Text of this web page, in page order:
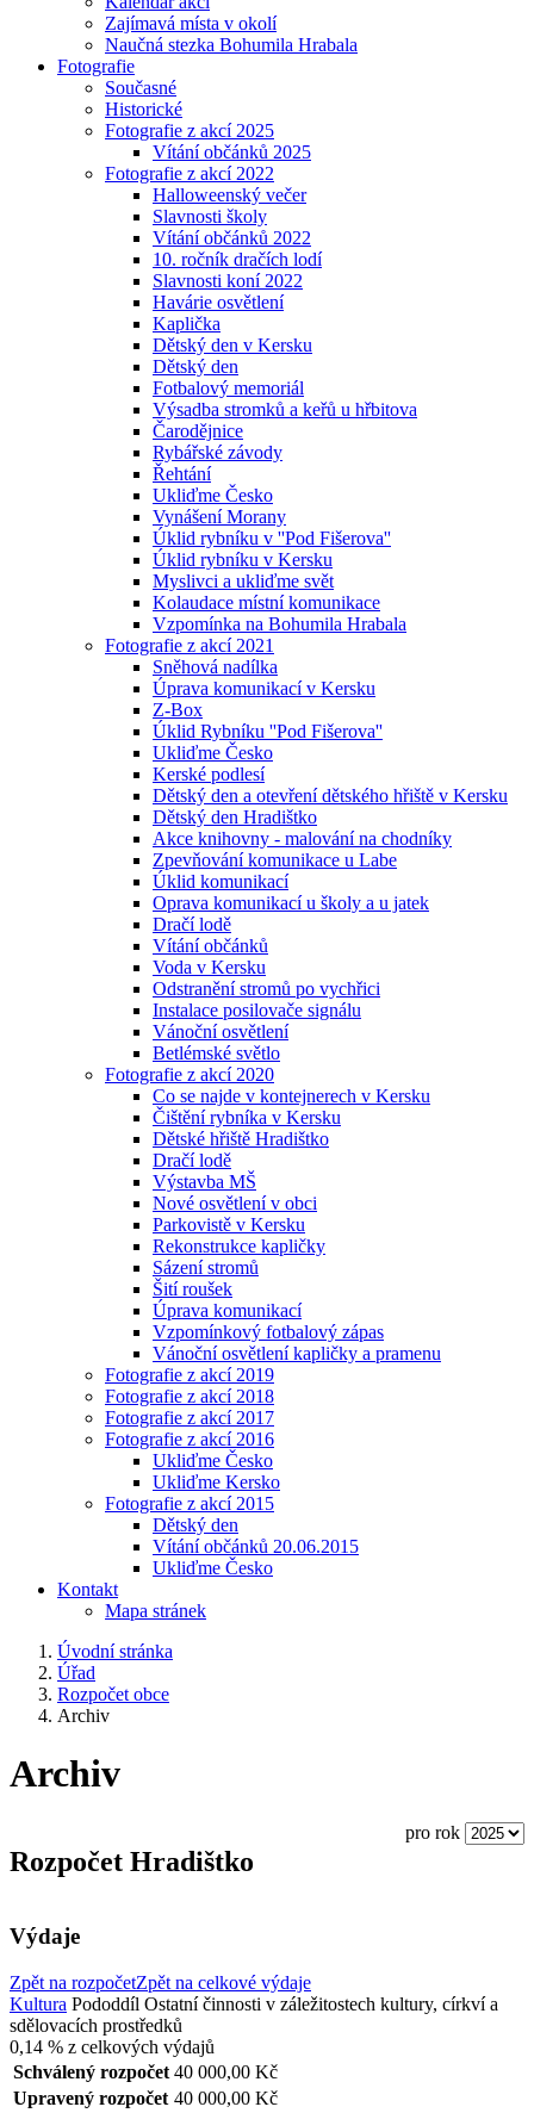
Zajímavá místa v okolí
Naučná stezka Bohumila Hrabala
Fotografie
Současné
Historické
Fotografie z akcí 2025
Vítání občánků 2025
Fotografie z akcí 2022
Halloweenský večer
Slavnosti školy
Vítání občánků 2022
10. ročník dračích lodí
Slavnosti koní 2022
Havárie osvětlení
Kaplička
Dětský den v Kersku
Dětský den
Fotbalový memoriál
Výsadba stromků a keřů u hřbitova
Čarodějnice
Rybářské závody
Řehtání
Ukliďme Česko
Vynášení Morany
Úklid rybníku v ''Pod Fišerova''
Úklid rybníku v Kersku
Myslivci a ukliďme svět
Kolaudace místní komunikace
Vzpomínka na Bohumila Hrabala
Fotografie z akcí 2021
Sněhová nadílka
Úprava komunikací v Kersku
Z-Box
Úklid Rybníku ''Pod Fišerova''
Ukliďme Česko
Kerské podlesí
Dětský den a otevření dětského hřiště v Kersku
Dětský den Hradištko
Akce knihovny - malování na chodníky
Zpevňování komunikace u Labe
Úklid komunikací
Oprava komunikací u školy a u jatek
Dračí lodě
Vítání občánků
Voda v Kersku
Odstranění stromů po vychřici
Instalace posilovače signálu
Vánoční osvětlení
Betlémské světlo
Fotografie z akcí 2020
Co se najde v kontejnerech v Kersku
Čištění rybníka v Kersku
Dětské hřiště Hradištko
Dračí lodě
Výstavba MŠ
Nové osvětlení v obci
Parkovistě v Kersku
Rekonstrukce kapličky
Sázení stromů
Šití roušek
Úprava komunikací
Vzpomínkový fotbalový zápas
Vánoční osvětlení kapličky a pramenu
Fotografie z akcí 2019
Fotografie z akcí 2018
Fotografie z akcí 2017
Fotografie z akcí 2016
Ukliďme Česko
Ukliďme Kersko
Fotografie z akcí 2015
Dětský den
Vítání občánků 20.06.2015
Ukliďme Česko
Kontakt
Mapa stránek
Úvodní stránka
Úřad
Rozpočet obce
Archiv
Archiv
pro rok
Rozpočet Hradištko
Výdaje
Zpět na rozpočetZpět na celkové výdaje
Kultura Pododdíl Ostatní činnosti v záležitostech kultury, církví a
sdělovacích prostředků
0,14 % z celkových výdajů
Schválený rozpočet 40 000,00 Kč
Upravený rozpočet 40 000,00 Kč